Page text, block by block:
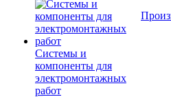
Системы и
компоненты для
электромонтажных
работ